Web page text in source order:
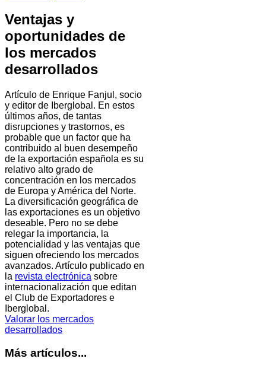
Ventajas y
oportunidades de
los mercados
desarrollados
Artículo de Enrique Fanjul, socio
y editor de Iberglobal. En estos
últimos años, de tantas
disrupciones y trastornos, es
probable que un factor que ha
contribuido al buen desempeño
de la exportación española es su
relativo alto grado de
concentración en los mercados
de Europa y América del Norte.
La diversificación geográfica de
las exportaciones es un objetivo
deseable. Pero no se debe
relegar la importancia, la
potencialidad y las ventajas que
siguen ofreciendo los mercados
avanzados. Artículo publicado en
la revista electrónica sobre
internacionalización que editan
el Club de Exportadores e
Iberglobal.
Valorar los mercados
desarrollados
Más artículos...